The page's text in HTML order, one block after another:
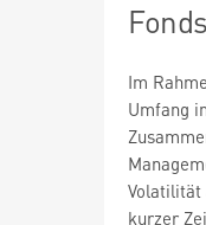
Im
Umfang
Volatilität
kurzer